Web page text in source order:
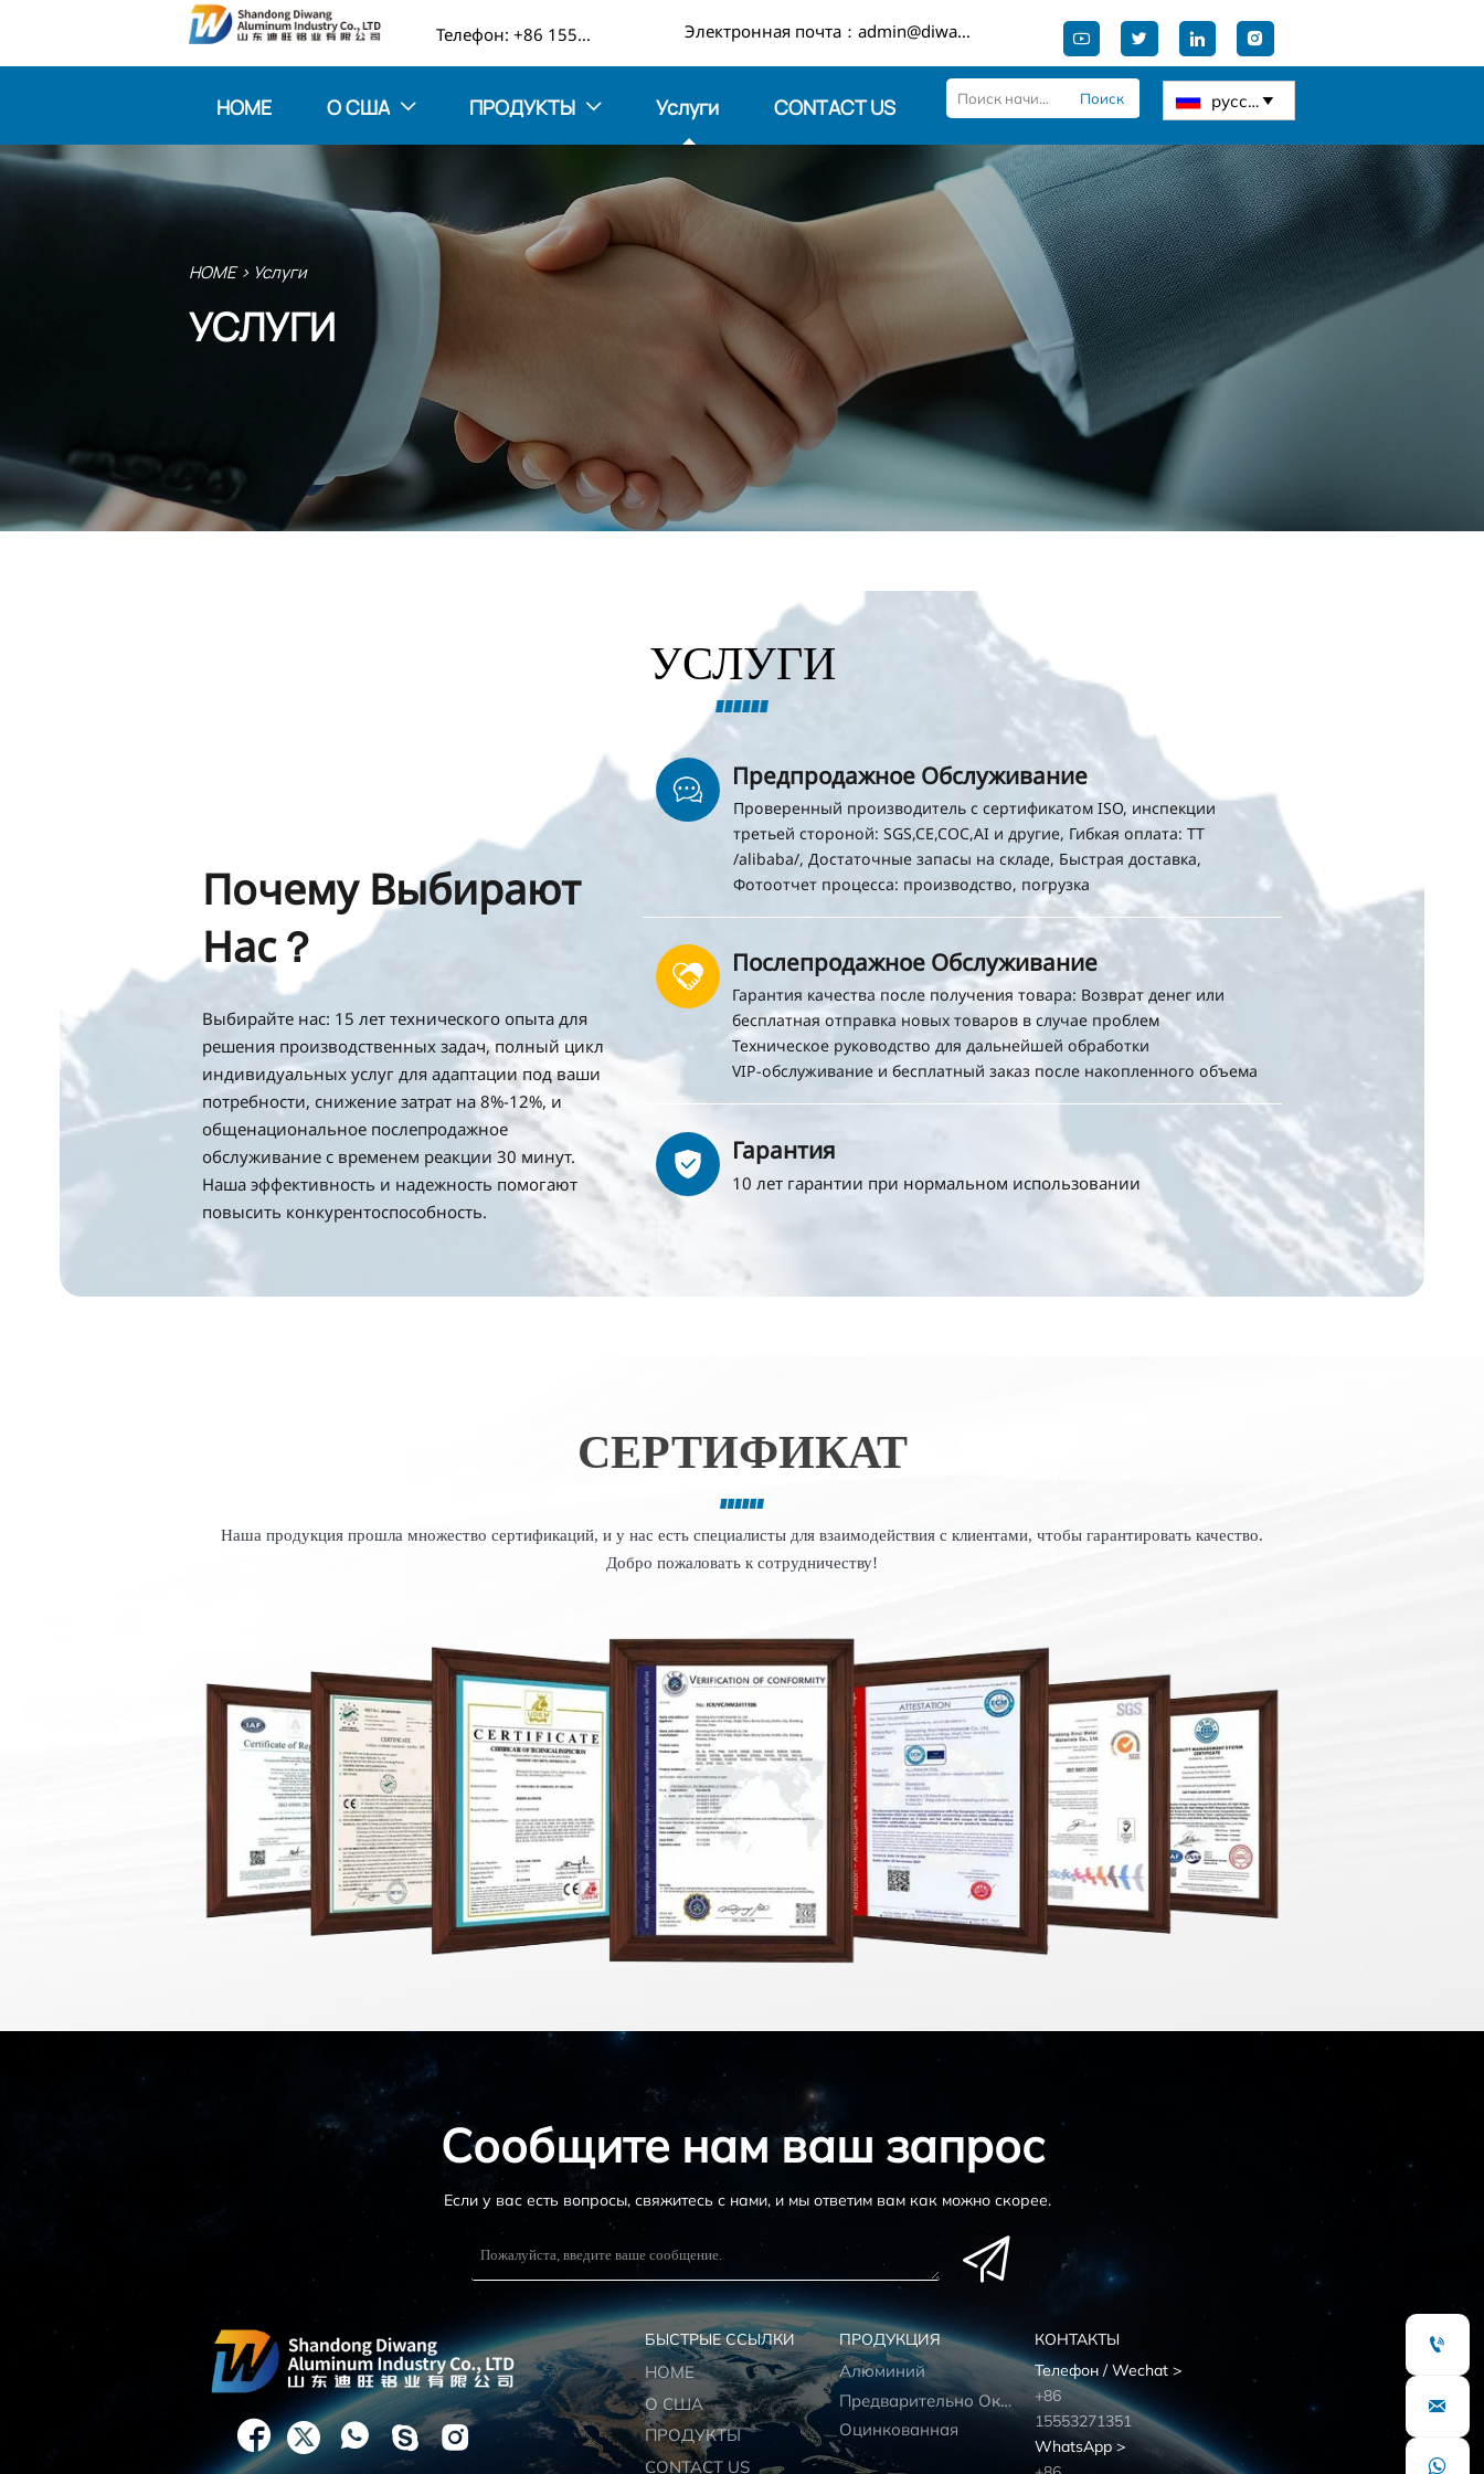
Телефон: +86 15553271351 Электронная почта：admin@diwangmetal.com    
HOME О США  ПРОДУКТЫ  Услуги CONTACT US Поиск русский 
HOME> Услуги
УСЛУГИ
УСЛУГИ
Почему Выбирают
Нас？
Выбирайте нас: 15 лет технического опыта для
решения производственных задач, полный цикл
индивидуальных услуг для адаптации под ваши
потребности, снижение затрат на 8%-12%, и
общенациональное послепродажное
обслуживание с временем реакции 30 минут.
Наша эффективность и надежность помогают
повысить конкурентоспособность.
Предпродажное Обслуживание
Проверенный производитель с сертификатом ISO, инспекции
третьей стороной: SGS,CE,COC,AI и другие, Гибкая оплата: TT
/alibaba/, Достаточные запасы на складе, Быстрая доставка,
Фотоотчет процесса: производство, погрузка
Послепродажное Обслуживание
Гарантия качества после получения товара: Возврат денег или
бесплатная отправка новых товаров в случае проблем
Техническое руководство для дальнейшей обработки
VIP-обслуживание и бесплатный заказ после накопленного объема
Гарантия
10 лет гарантии при нормальном использовании
СЕРТИФИКАТ
Наша продукция прошла множество сертификаций, и у нас есть специалисты для взаимодействия с клиентами, чтобы гарантировать качество.
Добро пожаловать к сотрудничеству!
Сообщите нам ваш запрос
Если у вас есть вопросы, свяжитесь с нами, и мы ответим вам как можно скорее.

    
БЫСТРЫЕ ССЫЛКИ
HOME
О США
ПРОДУКТЫ
CONTACT US
ПРОДУКЦИЯ
Алюминий
Предварительно Окрашенные
Оцинкованная
КОНТАКТЫ
Телефон / Wechat >
+86
15553271351
WhatsApp >


